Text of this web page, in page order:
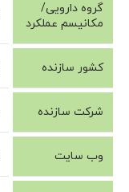
گروه دارویی/
مکانیسم عملکرد
کشور سازنده
شرکت سازنده
وب سایت